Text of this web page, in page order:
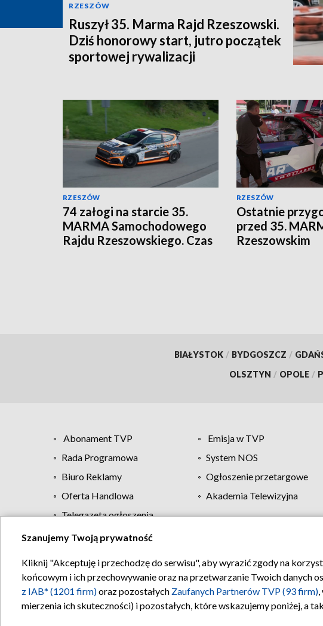
RZESZÓW
Ruszył 35. Marma Rajd Rzeszowski.
Dziś honorowy start, jutro początek
sportowej rywalizacji
RZESZÓW
74 załogi na starcie 35.
MARMA Samochodowego
Rajdu Rzeszowskiego. Czas
RZESZÓW
Ostatnie
przed 35.
Rzeszowskim
BIAŁYSTOK / BYDGOSZCZ /
OLSZTYN / OPOLE /
Abonament TVP Emisja w TVP
Rada Programowa
System NOS
Biuro Reklamy
Ogłoszenie przetargowe
Oferta Handlowa
Akademia Telewizyjna
Telegazeta ogłoszenia
Regulamin TVP Polityka
Szanujemy Twoją prywatność
Kliknij "Akceptuję i przechodzę do serwisu", aby wyrazić zgody na
końcowym i ich przechowywanie oraz na przetwarzanie Twoich danych
z IAB* (1201 firm)oraz pozostałych Zaufanych Partnerów TVP (93 firm)
mierzenia ich skuteczności) i pozostałych, które wskazujemy poniżej, a